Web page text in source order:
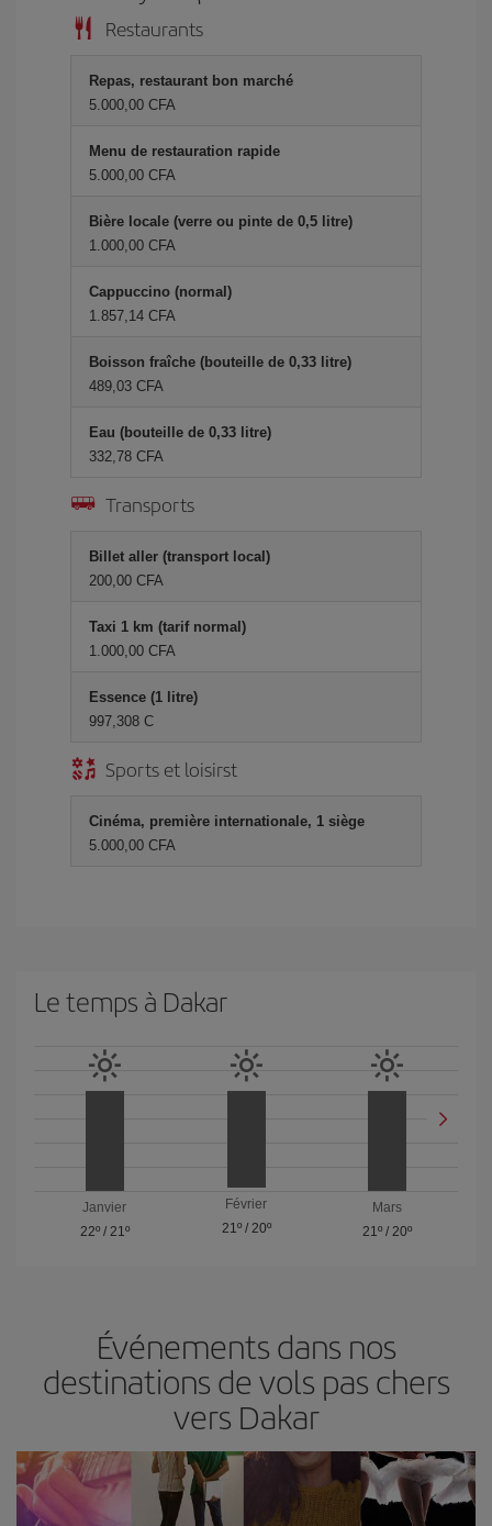
Restaurants
Repas, restaurant bon marché
5.000,00 CFA
Menu de restauration rapide
5.000,00 CFA
Bière locale (verre ou pinte de 0,5 litre)
1.000,00 CFA
Cappuccino (normal)
1.857,14 CFA
Boisson fraîche (bouteille de 0,33 litre)
489,03 CFA
Eau (bouteille de 0,33 litre)
332,78 CFA
Transports
Billet aller (transport local)
200,00 CFA
Taxi 1 km (tarif normal)
1.000,00 CFA
Essence (1 litre)
997,308 C
Sports et loisirst
Cinéma, première internationale, 1 siège
5.000,00 CFA
Le temps à Dakar
Janvier
22º/ 21º
Février
21º/ 20º
Mars
21º /20º
Événements dans nos
destinations de vols pas chers
vers Dakar